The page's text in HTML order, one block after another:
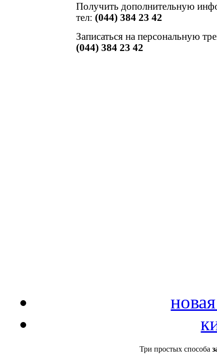
Получить дополнительную
тел: (044) 384 23 42
Записаться на персональную
(044) 384 23 42
Три простых способа